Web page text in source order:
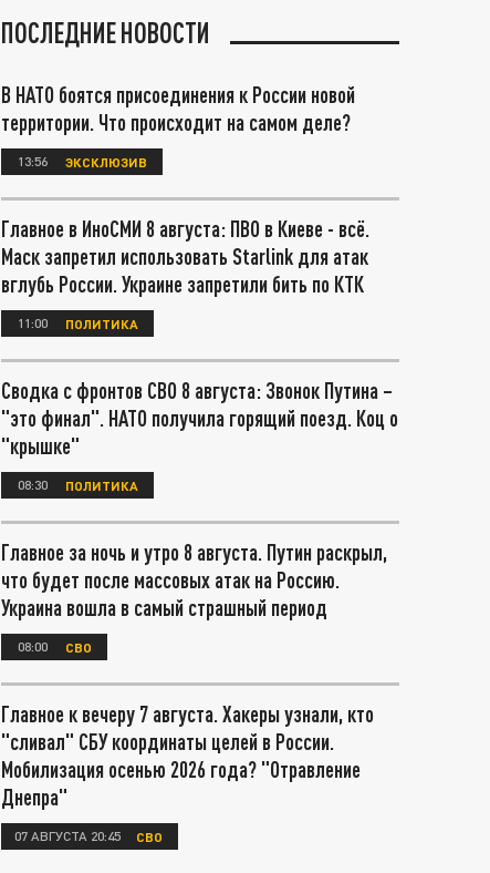
ПОСЛЕДНИЕ НОВОСТИ
В НАТО боятся присоединения к России новой
территории. Что происходит на самом деле?
13:56 ЭКСКЛЮЗИВ
Главное в ИноСМИ 8 августа: ПВО в Киеве - всё.
Маск запретил использовать Starlink для атак
вглубь России. Украине запретили бить по КТК
11:00 ПОЛИТИКА
Сводка с фронтов СВО 8 августа: Звонок Путина –
"это финал". НАТО получила горящий поезд. Коц о
"крышке"
08:30 ПОЛИТИКА
Главное за ночь и утро 8 августа. Путин раскрыл,
что будет после массовых атак на Россию.
Украина вошла в самый страшный период
08:00 СВО
Главное к вечеру 7 августа. Хакеры узнали, кто
"сливал" СБУ координаты целей в России.
Мобилизация осенью 2026 года? "Отравление
Днепра"
07 АВГУСТА 20:45 СВО